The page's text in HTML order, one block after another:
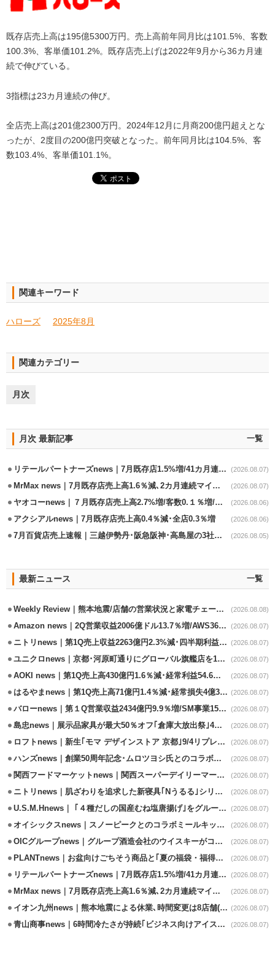
既存店売上高は195億5300万円。売上高前年同月比は101.5%、客数
100.3%、客単価101.2%。既存店売上げは2022年9月から36カ月連
続で伸びている。
3指標は23カ月連続の伸び。
全店売上高は201億2300万円。2024年12月に月商200億円超えとな
ったが、2度目の200億円突破となった。前年同月比は104.5%、客
数103.4%、客単価101.1%。
関連キーワード
ハローズ 2025年8月
関連カテゴリー
月次
月次 最新記事 一覧
リテールパートナーズnews｜7月既存店1.5%増/41カ月連続増 (2026.08.07)
MrMax news｜7月既存店売上高1.6％減､2カ月連続マイナス (2026.08.07)
ヤオコーnews｜７月既存店売上高2.7%増/客数0.１％増/客単価2.6％増 (2026.08.06)
アクシアルnews｜7月既存店売上高0.4％減･全店0.3％増 (2026.08.06)
7月百貨店売上速報｜三越伊勢丹･阪急阪神･高島屋の3社は増収 (2026.08.05)
最新ニュース 一覧
Weekly Review｜熊本地震/店舗の営業状況と家電チェーンの支援策 (2026.08.08)
Amazon news｜2Q営業収益2006億ドル13.7％増/AWS36.8％％増が貢献 (2026.08.07)
ニトリnews｜第1Q売上収益2263億円2.3%減･四半期利益1.4％減 (2026.08.07)
ユニクロnews｜京都･河原町通りにグローバル旗艦店を11/6開設 (2026.08.07)
AOKI news｜第1Q売上高430億円1.6％減･経常利益54.6％減 (2026.08.07)
はるやまnews｜第1Q売上高71億円1.4％減･経常損失4億3800万円 (2026.08.07)
バローnews｜第１Q営業収益2434億円9.9％増/SM事業15.5％増と絶好調 (2026.08.07)
島忠news｜展示品家具が最大50％オフ｢倉庫大放出祭｣4店舗限定で開催 (2026.08.07)
ロフトnews｜新生｢モマ デザインストア 京都｣9/4リプレイスオープン (2026.08.07)
ハンズnews｜創業50周年記念･ムロツヨシ氏とのコラボ企画｢ムロハンズ｣開催 (2026.08.07)
関西フードマーケットnews｜関西スーパーデイリーマート蒲生店8/7改装 (2026.08.07)
ニトリnews｜肌ざわりを追求した新寝具｢Nうるる｣シリーズを発売 (2026.08.07)
U.S.M.Hnews｜ ｢４種だしの国産むね塩唐揚げ｣をグループ610店で共同販促 (2026.08.07)
オイシックスnews｜スノーピークとのコラボミールキット8/13発売 (2026.08.07)
OICグループnews｜グループ酒造会社のウイスキーがコンペティション受賞 (2026.08.07)
PLANTnews｜お盆向けごちそう商品と｢夏の福袋・福得カート｣8/8から開催 (2026.08.07)
リテールパートナーズnews｜7月既存店1.5%増/41カ月連続増 (2026.08.07)
MrMax news｜7月既存店売上高1.6％減､2カ月連続マイナス (2026.08.07)
イオン九州news｜熊本地震による休業､時間変更は8店舗(8/7時点) (2026.08.07)
青山商事news｜6時間冷たさが持続｢ビジネス向けアイスベスト｣発売 (2026.08.07)